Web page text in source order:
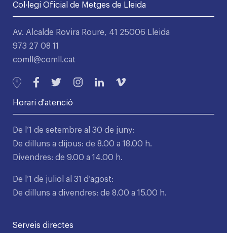
Col·legi Oficial de Metges de Lleida
Av. Alcalde Rovira Roure, 41 25006 Lleida
973 27 08 11
comll@comll.cat
Horari d'atenció
De l’1 de setembre al 30 de juny:
De dilluns a dijous: de 8.00 a 18.00 h.
Divendres: de 9.00 a 14.00 h.
De l’1 de juliol al 31 d’agost:
De dilluns a divendres: de 8.00 a 15.00 h.
Serveis directes